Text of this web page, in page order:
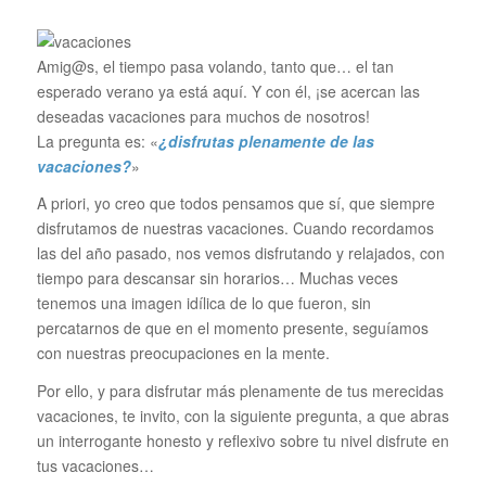
Amig@s, el tiempo pasa volando, tanto que… el tan
esperado verano ya está aquí. Y con él, ¡se acercan las
deseadas vacaciones para muchos de nosotros!
La pregunta es: «¿disfrutas plenamente de las
vacaciones?»
A priori, yo creo que todos pensamos que sí, que siempre
disfrutamos de nuestras vacaciones. Cuando recordamos
las del año pasado, nos vemos disfrutando y relajados, con
tiempo para descansar sin horarios… Muchas veces
tenemos una imagen idílica de lo que fueron, sin
percatarnos de que en el momento presente, seguíamos
con nuestras preocupaciones en la mente.
Por ello, y para disfrutar más plenamente de tus merecidas
vacaciones, te invito, con la siguiente pregunta, a que abras
un interrogante honesto y reflexivo sobre tu nivel disfrute en
tus vacaciones…